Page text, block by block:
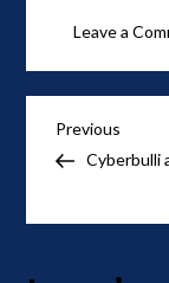
Leave a
Previous
Post
Previous
Cyberbulli